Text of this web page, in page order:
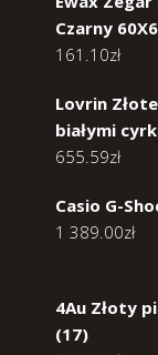
Czarny
161.10zł
Lovrin
białymi
655.59zł
Casio G-
1 389.00zł
4Au Złoty
(17)